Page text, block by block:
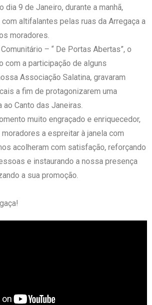
dia 9 de Janeiro, durante a manhã,
altifalantes pelas ruas da Arregaça a
moradores.
– “ De Portas Abertas”, o
com a participação de alguns
Associação Salatina, gravaram
a fim de protagonizarem uma
Canto das Janeiras.
muito engraçado e enriquecedor,
a espreitar à janela com
acolheram com satisfação, reforçando
e instaurando a nossa presença
a sua promoção.